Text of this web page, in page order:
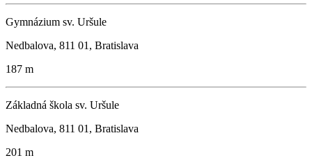
Gymnázium sv. Uršule
Nedbalova, 811 01, Bratislava
187 m
Základná škola sv. Uršule
Nedbalova, 811 01, Bratislava
201 m